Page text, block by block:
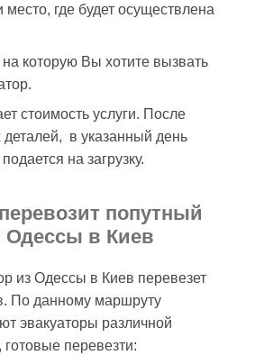
место, где будет осуществлена
на которую Вы хотите вызвать
стоимость услуги. После
деталей, в указанный день
на загрузку.
попутный
Одессы в Киев
из Одессы в Киев перевезет
По данному маршруту
эвакуаторы различной
перевезти: